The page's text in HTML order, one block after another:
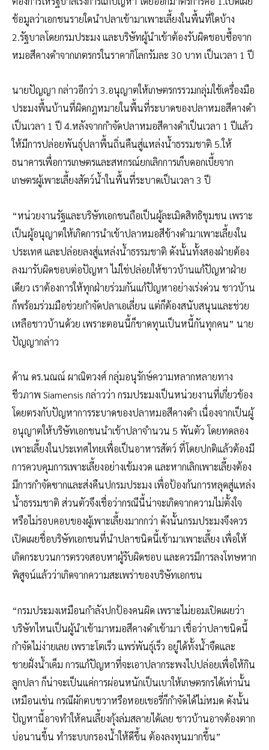
ช้อมูลว่าเอกชนรายใดนำปลาเข้ามาเพาะเลี้ยงในพื้นที่ใดบ้าง
2.รัฐบาลโดยกรมประมง และบริษัทผู้นำเข้าต้องรับผิดชอบซื้อจาก
หมอสีคางดำจากเกตรกรในราคากิโลกรัมละ 30 บาท เป็นเวลา 1 ปี
นายปัญญา กล่าวอีกว่า 3.อนุญาตให้เกษตรกรรวมกลุ่มใช้เครื่องมือ
ประมงพื้นบ้านที่ผิดกฎหมายในพื้นที่ระบาดของปลาหมอสีคางดำ
เป็นเวลา 1 ปี 4.หลังจากกำจัดปลาหมอสีคางดำเป็นเวลา 1 ปีแล้ว
ให้มีการปล่อยพันธุ์ปลาพื้นถิ่นคืนสู่แหล่งน้ำธรรมชาติ 5.ให้
ธนาคารเพื่อการเกษตรและสหกรณ์ยกเลิกการเก็บดอกเบี้ยจาก
เกษตรผู้เพาะเลี้ยงสัตว์น้ำในพื้นที่ระบาดเป็นเวลา 3 ปี
“หน่วยงานรัฐและบริษัทเอกชนถือเป็นผู้ละเมิดสิทธิชุมชน เพราะ
เป็นผู้อนุญาตให้เกิดการนำเข้าปลาหมอสีข้างดำมาเพาะเลี้ยงใน
ประเทศ และปล่อยลงสู่แหล่งน้ำธรรมชาติ ดังนั้นทั้งสองฝ่ายต้อง
ลงมารับผิดชอบต่อปัญหา ไม่ใช่ปล่อยให้ชาวบ้านแก้ปัญหาฝ่าย
เดียว เราต้องการให้ทุกฝ่ายร่วมกันแก้ปัญหาอย่างเร่งด่วน ชาวบ้าน
ก็พร้อมร่วมมือช่วยกำจัดปลาเอเลี่ยน แต่ก็ต้องสนับสนุนและช่วย
เหลือชาวบ้านด้วย เพราะตอนนี้ก็ขาดทุนเป็นหนี้กันทุกคน” นาย
ปัญญากล่าว
ด้าน ดร.นณณ์ ผาณิตวงศ์ กลุ่มอนุรักษ์ความหลากหลายทาง
ชีวภาพ Siamensis กล่าวว่า กรมประมงเป็นหน่วยงานที่เกี่ยวข้อง
โดยตรงกับปัญหาการระบาดของปลาหมอสีคางดำ เนื่องจากเป็นผู้
อนุญาตให้บริษัทเอกชนนำเข้าปลาจำนวน 5 พันตัว โดยทดลอง
เพาะเลี้ยงในประเทศไทยเพื่อเป็นอาหารสัตว์ ที่โดยปกติแล้วต้องมี
การควบคุมการเพาะเลี้ยงอย่างเข้มงวด และหากเลิกเพาะเลี้ยงต้อง
มีการกำจัดซากและส่งคืนปกรมประมง เพื่อป้องก้นการหลุดสู่แหล่ง
น้ำธรรมชาติ ส่วนตัวจึงเชื่อว่ากรณีนี้น่าจะเกิดจากความไม่ตั้งใจ
หรือไม่รอบคอบของผู้เพาะเลี้ยงมากกว่า ดังนั้นกรมประมงจึงควร
เปิดเผยชื่อบริษัทเอกชนที่นำปลาชนิดนี้เข้ามาเพาะเลี้ยง เพื่อให้
เกิดกระบวนการตรวจสอบหาผู้รับผิดชอบ และควรมีการลงโทษหาก
พิสูจน์แล้วว่าเกิดจากความสะเพร่าของบริษัทเอกชน
“กรมประมงเหมือนกำลังปกป้องคนผิด เพราะไม่ยอมเปิดเผยว่า
บริษัทไหนเป็นผู้นำเข้ามาหมอสีคางดำเข้ามา เชื่อว่าปลาชนิดนี้
กำจัดไม่ง่ายเลย เพราะโตเร็ว แพร่พันธุ์เร็ว อยู่ได้ทั้งน้ำจืดและ
ชายฝั่งน้ำเค็ม การแก้ปัญหาที่จะเอาปลากระพงไปปล่อยเพื่อให้กิน
ลูกปลา ก็น่าจะเป็นแค่การผ่อนหนักเป็นเบาให้เกษตรกรได้เท่านั้น
เหมือนเช่น กรณีผักตบชวาหรือหอยเชอรี่ก็กำจัดได้ไม่หมด ดังนั้น
ปัญหานี้อาจทำให้คนเลี้ยงกุ้งล่มสลายได้เลย ชาวบ้านอาจต้องตาก
บ่อนานขึ้น ทำระบบกรองน้ำให้ดีขึ้น ต้องลงทุนมากขึ้น”